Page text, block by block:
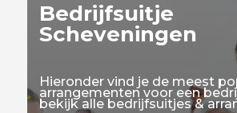
Bedrijfsuitje
Scheveningen
Hieronder vind je de meest
arrangementen voor een
bekijk alle bedrijfsuitjes &